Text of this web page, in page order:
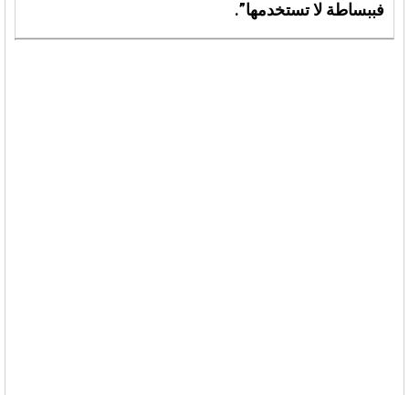
فببساطة لا تستخدمها”.